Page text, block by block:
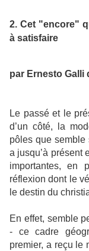
2. Cet "encore"
à satisfaire
par Ernesto Galli
Le passé et le
d’un côté, la
pôles que semble
a jusqu’à présent
importantes, en
réflexion dont le
le destin du
En effet, semble
- ce cadre
premier, a reçu le